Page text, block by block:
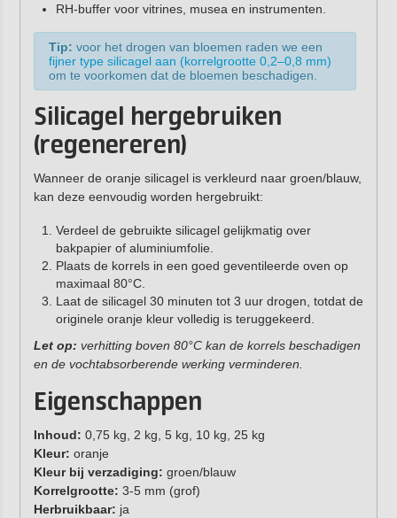
RH-buffer voor vitrines, musea en instrumenten.
Tip: voor het drogen van bloemen raden we een
fijner type silicagel aan (korrelgrootte 0,2–0,8 mm)
om te voorkomen dat de bloemen beschadigen.
Silicagel hergebruiken
(regenereren)
Wanneer de oranje silicagel is verkleurd naar groen/blauw,
kan deze eenvoudig worden hergebruikt:
Verdeel de gebruikte silicagel gelijkmatig over
bakpapier of aluminiumfolie.
Plaats de korrels in een goed geventileerde oven op
maximaal 80°C.
Laat de silicagel 30 minuten tot 3 uur drogen, totdat de
originele oranje kleur volledig is teruggekeerd.
Let op: verhitting boven 80°C kan de korrels beschadigen
en de vochtabsorberende werking verminderen.
Eigenschappen
Inhoud: 0,75 kg, 2 kg, 5 kg, 10 kg, 25 kg
Kleur: oranje
Kleur bij verzadiging: groen/blauw
Korrelgrootte: 3-5 mm (grof)
Herbruikbaar: ja